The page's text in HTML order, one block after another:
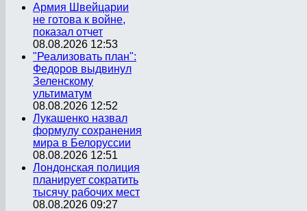
Армия Швейцарии
не готова к войне,
показал отчет
08.08.2026 12:53
"Реализовать план":
Федоров выдвинул
Зеленскому
ультиматум
08.08.2026 12:52
Лукашенко назвал
формулу сохранения
мира в Белоруссии
08.08.2026 12:51
Лондонская полиция
планирует сократить
тысячу рабочих мест
08.08.2026 09:27